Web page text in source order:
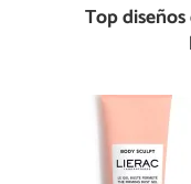
Top